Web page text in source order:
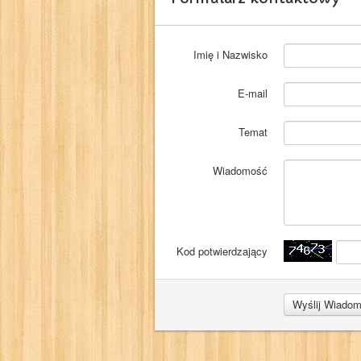
Imię i Nazwisko
E-mail
Temat
Wiadomość
Kod potwierdzający
Wyślij